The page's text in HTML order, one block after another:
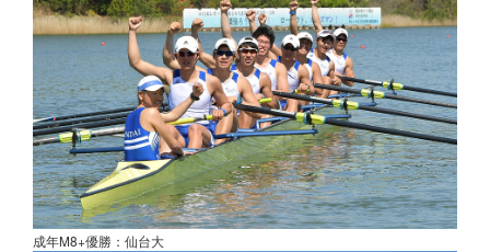
成年M8+優勝：仙台大